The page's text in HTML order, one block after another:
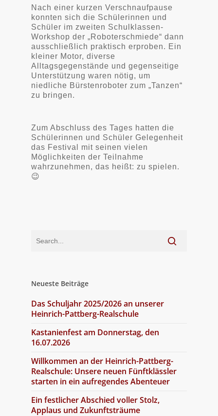
Nach einer kurzen Verschnaufpause
konnten sich die Schülerinnen und
Schüler im zweiten Schulklassen-
Workshop der „Roboterschmiede“ dann
ausschließlich praktisch erproben. Ein
kleiner Motor, diverse
Alltagsgegenstände und gegenseitige
Unterstützung waren nötig, um
niedliche Bürstenroboter zum „Tanzen“
zu bringen.
Zum Abschluss des Tages hatten die
Schülerinnen und Schüler Gelegenheit
das Festival mit seinen vielen
Möglichkeiten der Teilnahme
wahrzunehmen, das heißt: zu spielen.
😉
Neueste Beiträge
Das Schuljahr 2025/2026 an unserer
Heinrich-Pattberg-Realschule
Kastanienfest am Donnerstag, den
16.07.2026
Willkommen an der Heinrich-Pattberg-
Realschule: Unsere neuen Fünftklässler
starten in ein aufregendes Abenteuer
Ein festlicher Abschied voller Stolz,
Applaus und Zukunftsträume